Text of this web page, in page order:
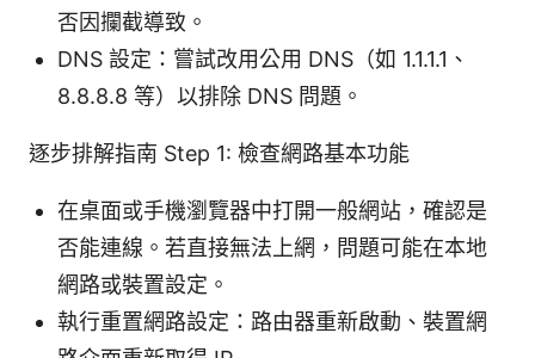
否因攔截導致。
DNS 設定：嘗試改用公用 DNS（如 1.1.1.1、
8.8.8.8 等）以排除 DNS 問題。
逐步排解指南 Step 1: 檢查網路基本功能
在桌面或手機瀏覽器中打開一般網站，確認是
否能連線。若直接無法上網，問題可能在本地
網路或裝置設定。
執行重置網路設定：路由器重新啟動、裝置網